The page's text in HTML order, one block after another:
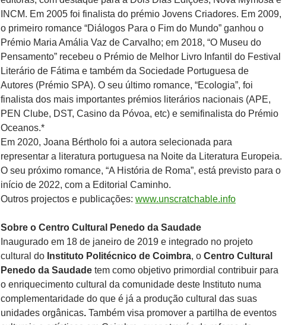
INCM. Em 2005 foi finalista do prémio Jovens Criadores. Em 2009,
o primeiro romance “Diálogos Para o Fim do Mundo” ganhou o
Prémio Maria Amália Vaz de Carvalho; em 2018, “O Museu do
Pensamento” recebeu o Prémio de Melhor Livro Infantil do Festival
Literário de Fátima e também da Sociedade Portuguesa de
Autores (Prémio SPA). O seu último romance, “Ecologia”, foi
finalista dos mais importantes prémios literários nacionais (APE,
PEN Clube, DST, Casino da Póvoa, etc) e semifinalista do Prémio
Oceanos.*
Em 2020, Joana Bértholo foi a autora selecionada para
representar a literatura portuguesa na Noite da Literatura Europeia.
O seu próximo romance, “A História de Roma”, está previsto para o
início de 2022, com a Editorial Caminho.
Outros projectos e publicações: www.unscratchable.info
Sobre o Centro Cultural Penedo da Saudade
Inaugurado em 18 de janeiro de 2019 e integrado no projeto
cultural do Instituto Politécnico de Coimbra, o Centro Cultural
Penedo da Saudade tem como objetivo primordial contribuir para
o enriquecimento cultural da comunidade deste Instituto numa
complementaridade do que é já a produção cultural das suas
unidades orgânicas. Também visa promover a partilha de eventos